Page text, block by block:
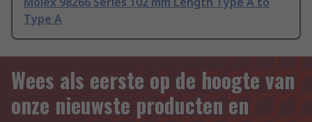
Type A
Wees als eerste op de hoogte van
onze nieuwste producten en